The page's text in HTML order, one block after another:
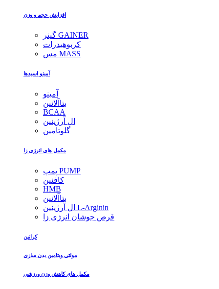
افزایش حجم و وزن
گینر GAINER
کربوهیدرات
مس MASS
آمینو اسیدها
آمینو
بتاآلانین
BCAA
ال آرژینین
گلوتامین
مکمل های انرژی زا
پمپ PUMP
کافئین
HMB
بتاآلانین
ال آرژینین L-Arginin
قرص جوشان انرژی زا
کراتین
مولتی ویتامین بدن سازی
مکمل های کاهش وزن ورزشی